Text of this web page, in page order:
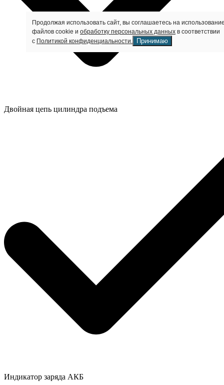
Двойная цепь цилиндра подъема
Индикатор заряда АКБ
Продолжая использовать сайт, вы соглашаетесь на
файлов cookie и обработку персональных данных в соответствии
с Политикой конфиденциальности. Принимаю